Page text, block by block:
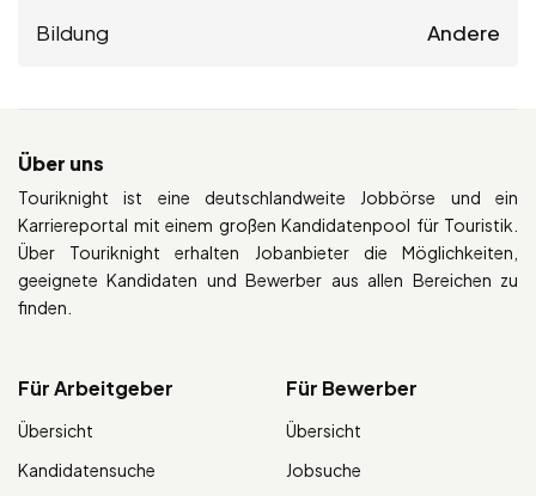
Bildung Andere
Über uns
Touriknight ist eine deutschlandweite Jobbörse und ein
Karriereportal mit einem großen Kandidatenpool für Touristik.
Über Touriknight erhalten Jobanbieter die Möglichkeiten,
geeignete Kandidaten und Bewerber aus allen Bereichen zu
finden.
Für Arbeitgeber
Übersicht
Kandidatensuche
Für Bewerber
Übersicht
Jobsuche